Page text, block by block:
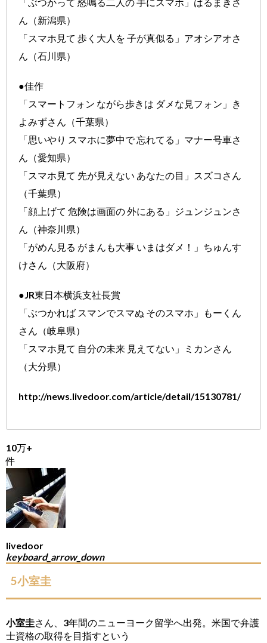
「ぶつかって 怒鳴る二人の 手にスマホ」はるまきさ
ん（新潟県）
「スマホ見て 歩く大人を 子が真似る」アオシアオさ
ん（石川県）
●佳作
「スマートフォン ながら歩きは ダメな見フォン」き
よみずさん（千葉県）
「思いやり スマホに夢中で 忘れてる」マナー号車さ
ん（愛知県）
「スマホ見て 先が見えない あなたの目」スズコさん
（千葉県）
「顔上げて 危険は画面の 外にある」ジュンジュンさ
ん（神奈川県）
「がめん見る がまんも大事 いまはダメ！」ちゅんす
けさん（大阪府）
●JR東日本横浜支社長賞
「ぶつかれば スマンでスマぬ そのスマホ」もーくん
さん（岐阜県）
「スマホ見て 自分の未来 見えてない」ミカンさん
（大分県）
http://news.livedoor.com/article/detail/15130781/
10万+
件
livedoor
keyboard_arrow_down
5小室圭
小室圭さん、3年間のニューヨーク留学へ出発。米国で弁護
士資格の取得を目指すという